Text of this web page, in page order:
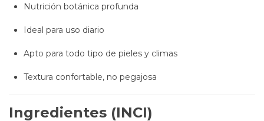
Nutrición botánica profunda
Ideal para uso diario
Apto para todo tipo de pieles y climas
Textura confortable, no pegajosa
Ingredientes (INCI)